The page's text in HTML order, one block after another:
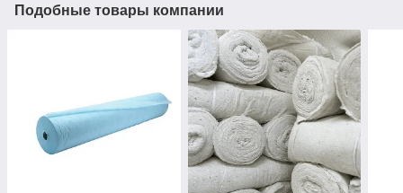
Подобные товары компании